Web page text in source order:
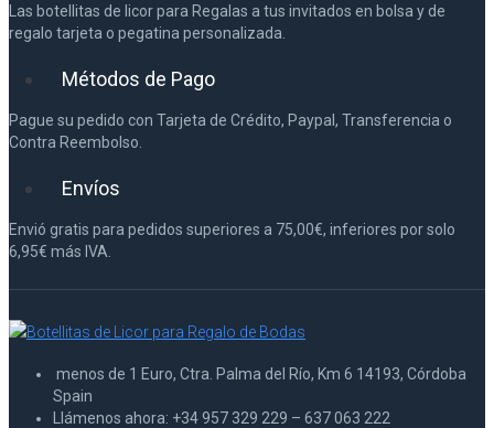
Las botellitas de licor para Regalas a tus invitados en bolsa y de
regalo tarjeta o pegatina personalizada.
Métodos de Pago
Pague su pedido con Tarjeta de Crédito, Paypal, Transferencia o
Contra Reembolso.
Envíos
Envió gratis para pedidos superiores a 75,00€, inferiores por solo
6,95€ más IVA.
menos de 1 Euro, Ctra. Palma del Río, Km 6 14193, Córdoba
Spain
Llámenos ahora: +34 957 329 229 – 637 063 222